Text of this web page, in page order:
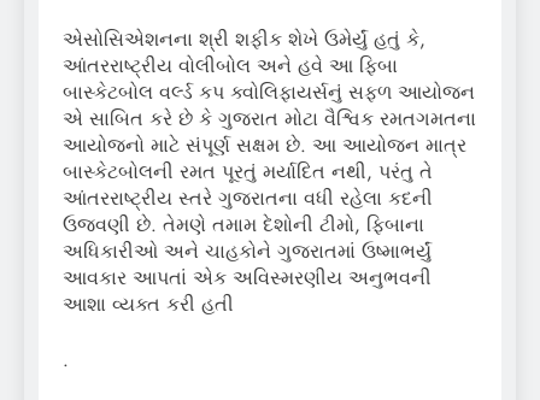
એસોસિએશનના શ્રી શફીક શેખે ઉમેર્યું હતું કે,
આંતરરાષ્ટ્રીય વોલીબોલ અને હવે આ ફિબા
બાસ્કેટબોલ વર્લ્ડ કપ ક્વોલિફાયર્સનું સફળ આયોજન
એ સાબિત કરે છે કે ગુજરાત મોટા વૈશ્વિક રમતગમતના
આયોજનો માટે સંપૂર્ણ સક્ષમ છે. આ આયોજન માત્ર
બાસ્કેટબોલની રમત પૂરતું મર્યાદિત નથી, પરંતુ તે
આંતરરાષ્ટ્રીય સ્તરે ગુજરાતના વધી રહેલા કદની
ઉજવણી છે. તેમણે તમામ દેશોની ટીમો, ફિબાના
અધિકારીઓ અને ચાહકોને ગુજરાતમાં ઉષ્માભર્યું
આવકાર આપતાં એક અવિસ્મરણીય અનુભવની
આશા વ્યક્ત કરી હતી
.